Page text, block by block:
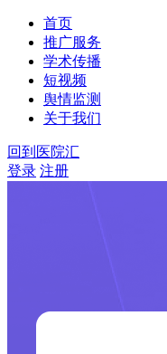
首页
推广服务
学术传播
短视频
舆情监测
关于我们
回到医院汇
登录 注册